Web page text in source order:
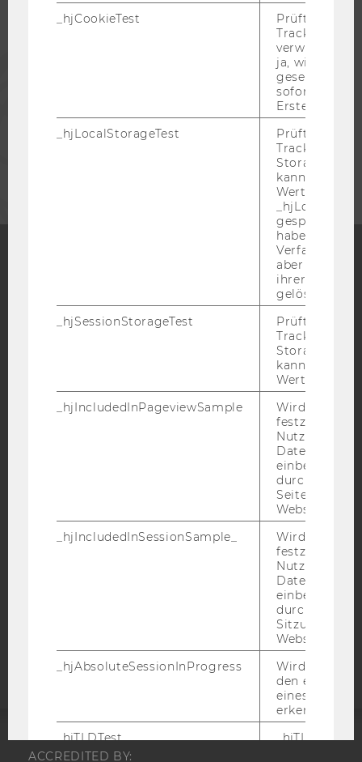
Blog
Bluesky
BARRIEREFREIHEITSERKLÄRUNG WEBSEITE
DATENSCHUTZERKLÄRUNG SOCIAL MEDIA
DATENSCHUTZERKLÄRUNG
STUDIENBEWERBER*INNEN UND STUDIERENDE
Barrierefreiheitserklärung
ACCREDITED BY:
_hjCookieTest
Prüft, ob der
Tracking
verwenden
ja, wird ein
gesetzt. Wird
sofort nach
Erstellung
_hjLocalStorageTest
Prüft, ob der
Tracking
Storage
kann. Wenn
Wert 1
haben keine
Verfallszeit,
aber fast
ihrer
gelöscht.
_hjSessionStorageTest
Prüft, ob der
Tracking
Storage
kann. Wenn
Wert von 1
_hjIncludedInPageviewSample
Wird gesetzt,
festzustellen,
Nutzer in die
einbezogen
durch das
Website
_hjIncludedInSessionSample_
Wird gesetzt,
festzustellen,
Nutzer in die
einbezogen
durch das
Sitzungslimit
Website
_hjAbsoluteSessionInProgress
Wird
den ersten
eines
erkennen.
_hjTLDTest
_hjTLDTest-